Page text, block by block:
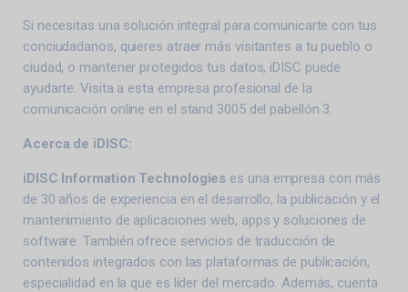
Si necesitas una solución integral para comunicarte con tus
conciudadanos, quieres atraer más visitantes a tu pueblo o
ciudad, o mantener protegidos tus datos, iDISC puede
ayudarte. Visita a esta empresa profesional de la
comunicación online en el stand 3005 del pabellón 3.
Acerca de iDISC:
iDISC Information Technologies es una empresa con más
de 30 años de experiencia en el desarrollo, la publicación y el
mantenimiento de aplicaciones web, apps y soluciones de
software. También ofrece servicios de traducción de
contenidos integrados con las plataformas de publicación,
especialidad en la que es líder del mercado. Además, cuenta